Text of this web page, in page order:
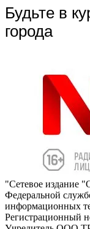
Будьте в
города
"Сетевое издание
Федеральной
информационных
Регистрационный